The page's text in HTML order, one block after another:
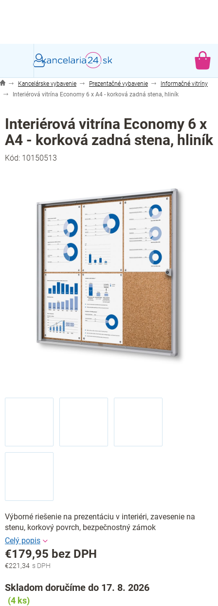
Kancelárske vybavenie Prezentačné vybavenie
Informačné vitríny
Interiérová vitrína Economy 6 x A4 - korková zadná stena, hliník
Interiérová vitrína Economy 6 x
A4 - korková zadná stena, hliník
Kód: 10150513
Výborné riešenie na prezentáciu v interiéri, zavesenie na
stenu, korkový povrch, bezpečnostný zámok
€221,34
€179,95 bez DPH
Jednotková
Skladom doručíme do 17. 8. 2026
(4 ks)